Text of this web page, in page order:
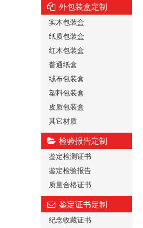
外包装盒定制
实木包装盒
纸质包装盒
红木包装盒
普通纸盒
绒布包装盒
塑料包装盒
皮质包装盒
其它材质
检验报告定制
鉴定检测证书
鉴定检验报告
质量合格证书
鉴定证书定制
纪念收藏证书